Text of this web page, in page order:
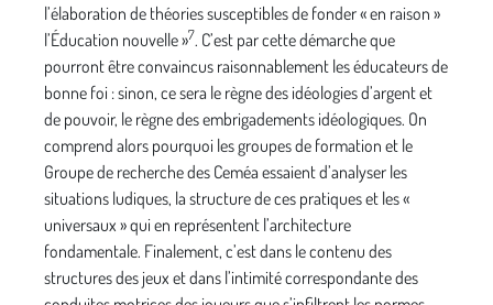
l’élaboration de théories susceptibles de fonder « en raison »
l’Éducation nouvelle »7. C’est par cette démarche que
pourront être convaincus raisonnablement les éducateurs de
bonne foi : sinon, ce sera le règne des idéologies d’argent et
de pouvoir, le règne des embrigadements idéologiques. On
comprend alors pourquoi les groupes de formation et le
Groupe de recherche des Ceméa essaient d’analyser les
situations ludiques, la structure de ces pratiques et les «
universaux » qui en représentent l’architecture
fondamentale. Finalement, c’est dans le contenu des
structures des jeux et dans l’intimité correspondante des